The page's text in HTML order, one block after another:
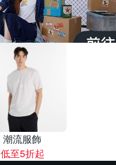
潮流服飾
低至5折起